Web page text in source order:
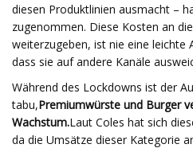
diesen Produktlinien ausmacht –
zugenommen. Diese Kosten an
weiterzugeben, ist nie eine leichte
dass sie auf andere Kanäle
Während des Lockdowns ist der
tabu,Premiumwürste und Burger
Wachstum.Laut Coles hat sich
da die Umsätze dieser Kategorie